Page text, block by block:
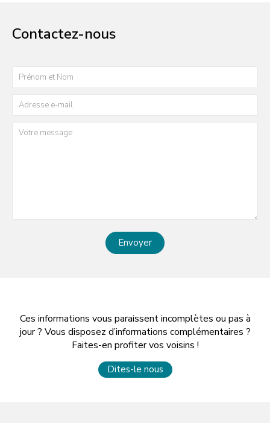
Contactez-nous
Envoyer
Ces informations vous paraissent incomplètes ou pas à
jour ? Vous disposez d’informations complémentaires ?
Faites-en profiter vos voisins !
Dites-le nous